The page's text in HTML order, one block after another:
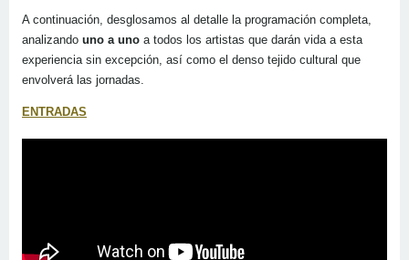
A continuación, desglosamos al detalle la programación completa,
analizando uno a uno a todos los artistas que darán vida a esta
experiencia sin excepción, así como el denso tejido cultural que
envolverá las jornadas.
ENTRADAS